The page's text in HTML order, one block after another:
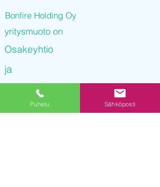
Bonfire Holding Oy
yritysmuoto on
Osakeyhtio
ja
Bonfire Holding Oy
on rekisteröity kaupparekisteriin
Puhelu Sähköposti